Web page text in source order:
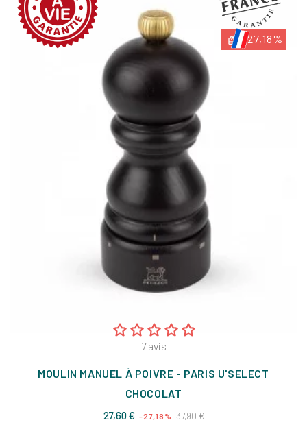
-27,18%
7avis
MOULIN MANUEL À POIVRE - PARIS U'SELECT
CHOCOLAT
27,60 € Prix
-27,18% 37,90 €Prix